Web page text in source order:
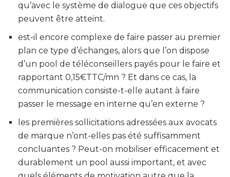
qu’avec le système de dialogue que ces objectifs
peuvent être atteint.
est-il encore complexe de faire passer au premier
plan ce type d’échanges, alors que l’on dispose
d’un pool de téléconseillers payés pour le faire et
rapportant 0,15€TTC/mn ? Et dans ce cas, la
communication consiste-t-elle autant à faire
passer le message en interne qu’en externe ?
les premières sollicitations adressées aux avocats
de marque n’ont-elles pas été suffisamment
concluantes ? Peut-on mobiliser efficacement et
durablement un pool aussi important, et avec